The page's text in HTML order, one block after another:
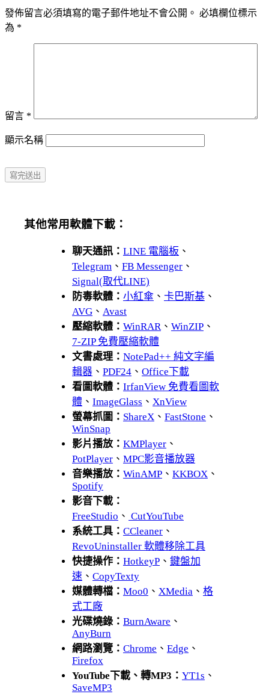
發佈留言必須填寫的電子郵件地址不會公開。 必填欄位標示
為 *
留言 *
顯示名稱
其他常用軟體下載：
聊天通訊： LINE 電腦板 、
Telegram 、 FB Messenger 、
Signal(取代LINE)
防毒軟體： 小紅傘 、 卡巴斯基 、
AVG 、 Avast
壓縮軟體： WinRAR 、 WinZIP 、
7-ZIP 免費壓縮軟體
文書處理： NotePad++ 純文字編
輯器 、 PDF24 、 Office下載
看圖軟體： IrfanView 免費看圖軟
體 、 ImageGlass 、 XnView
螢幕抓圖： ShareX 、 FastStone 、
WinSnap
影片播放： KMPlayer 、
PotPlayer 、 MPC影音播放器
音樂播放： WinAMP 、 KKBOX 、
Spotify
影音下載：
FreeStudio 、 CutYouTube
系統工具： CCleaner 、
RevoUninstaller 軟體移除工具
快捷操作： HotkeyP 、 鍵盤加
速 、 CopyTexty
媒體轉檔： Moo0 、 XMedia 、 格
式工廠
光碟燒錄： BurnAware 、
AnyBurn
網路瀏覽： Chrome 、 Edge 、
Firefox
YouTube下載、轉MP3： YT1s 、
SaveMP3